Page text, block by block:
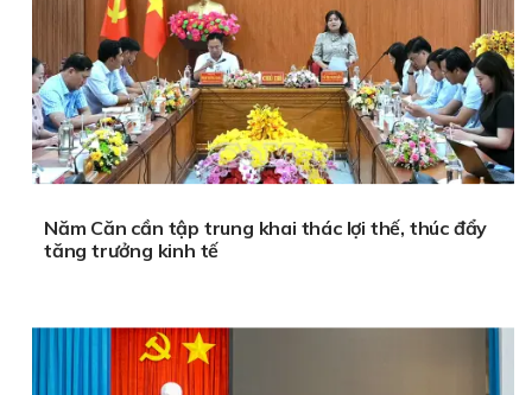
Năm Căn cần tập trung khai thác lợi thế, thúc đẩy
tăng trưởng kinh tế